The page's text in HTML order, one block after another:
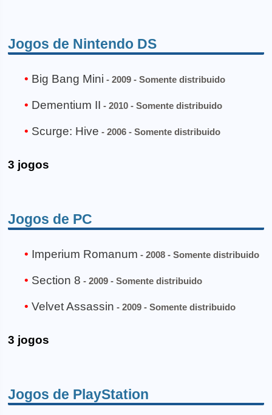
Jogos de Nintendo DS
Big Bang Mini - 2009 - Somente distribuido
Dementium II - 2010 - Somente distribuido
Scurge: Hive - 2006 - Somente distribuido
3 jogos
Jogos de PC
Imperium Romanum - 2008 - Somente distribuido
Section 8 - 2009 - Somente distribuido
Velvet Assassin - 2009 - Somente distribuido
3 jogos
Jogos de PlayStation